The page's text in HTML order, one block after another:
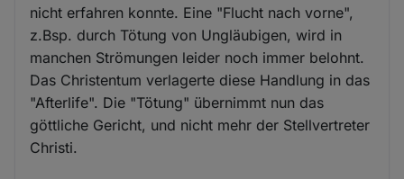
nicht erfahren konnte. Eine "Flucht nach vorne",
z.Bsp. durch Tötung von Ungläubigen, wird in
manchen Strömungen leider noch immer belohnt.
Das Christentum verlagerte diese Handlung in das
"Afterlife". Die "Tötung" übernimmt nun das
göttliche Gericht, und nicht mehr der Stellvertreter
Christi.